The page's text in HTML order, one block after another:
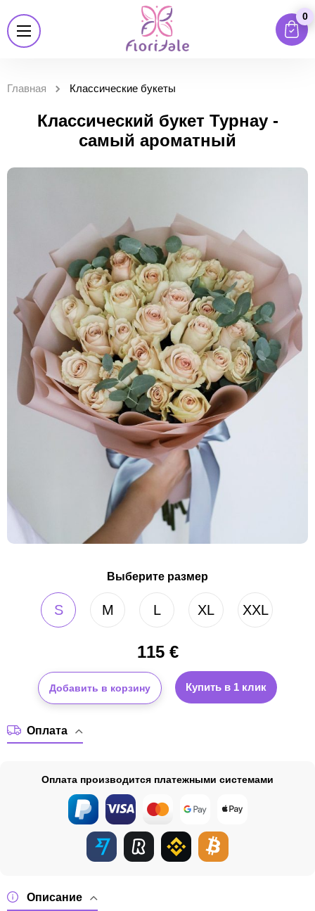
0
Главная Классические букеты
Классический букет Турнау -
самый ароматный
Выберите размер
S M L XL XXL
115€
Добавить в корзину Купить в 1 клик
Описание
Оплата
Оплата производится платежными системами